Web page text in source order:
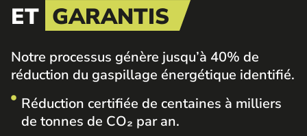
ET GARANTIS
Notre processus génère jusqu’à 40% de
réduction du gaspillage énergétique identifié.
Réduction certifiée de centaines à milliers
de tonnes de CO₂ par an.